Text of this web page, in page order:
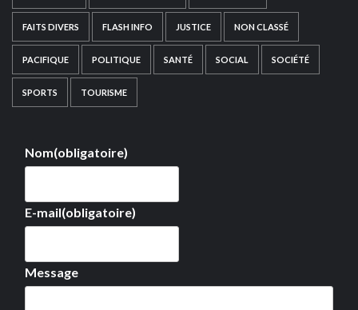
FAITS DIVERS FLASH INFO JUSTICE NON CLASSÉ
PACIFIQUE POLITIQUE SANTÉ SOCIAL SOCIÉTÉ
SPORTS TOURISME
Nom(obligatoire)
E-mail(obligatoire)
Message